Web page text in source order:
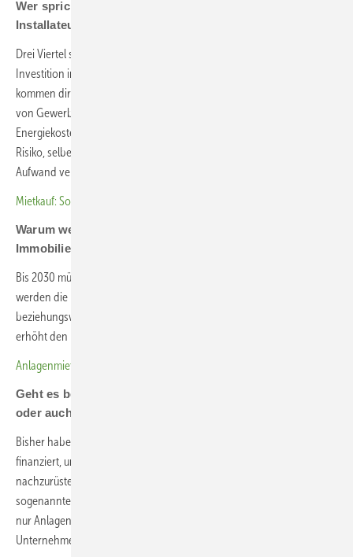
Wer spricht Sie konkret an, die Unternehmer oder
Installateure, die für die Firmen Solaranlagen bauen?
Drei Viertel sind Installateure, deren Kunden die kapitalintensive
Investition im Augenblick scheuen. Ungefähr ein Viertel der Anfragen
kommen direkt von Unternehmern, meist institutionelle Eigentümer
von Gewerbeimmobilien. Zwar wissen sie, dass sie mit Solarstrom ihre
Energiekosten drücken können. Aber wie gesagt, sie scheuen das
Risiko, selber zu investieren, und brauchen eine Lösung, die nicht viel
Aufwand verursacht.
Mietkauf: So bieten Installateure ihren Kunden solide Finanzierung
Warum werden ausgerechnet die Eigentümer von
Immobilien aktiv?
Bis 2030 müssen sie nachweisen, dass sie Photovoltaik nutzen. Sonst
werden die Immobilien gemäß der Taxonomie der EU
beziehungsweise der EU-Gebäudeeffizienzrichtlinie abgewertet. Das
erhöht den Druck, etwas zu tun.
Anlagenmiete wertet Angebote der Solarfachbetriebe auf
Geht es bei Ihnen vor allem um einspeisende Anlagen
oder auch um Gewerbespeicher?
Bisher haben wir C&I-Anlagen mit sehr hohem Eigenverbrauch
finanziert, unter anderem mit der Option, Gewerbespeicher später
nachzurüsten. Anlagen allein zur Einspeisung zu finanzieren,
sogenannte Volleinspeiser, macht für uns keinen Sinn. Für uns sind
nur Anlagen interessant, deren Sonnenstrom möglichst komplett im
Unternehmen verbraucht wird.